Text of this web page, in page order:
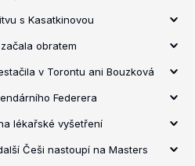
s Kasatkinovou
obratem
v Torontu ani Bouzková
Federera
lékařské vyšetření
Češi nastoupí na Masters